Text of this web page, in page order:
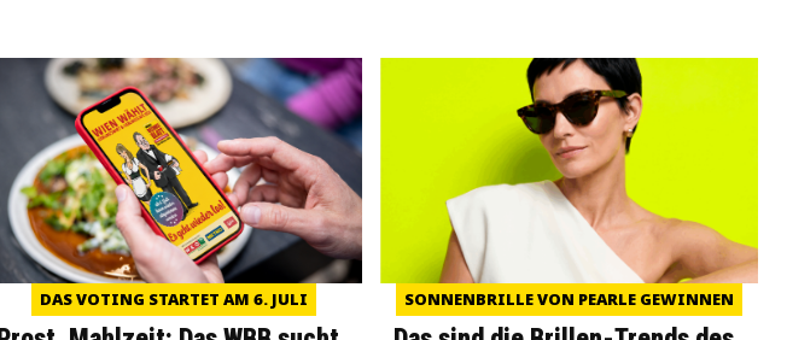
DAS VOTING STARTET AM 6. JULI SONNENBRILLE VON PEARLE GEWINNEN